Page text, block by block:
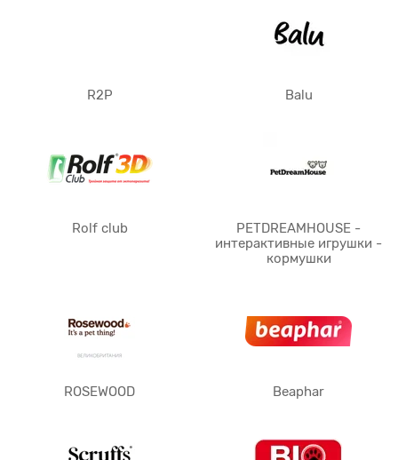
R2P Balu
Rolf club
PETDREAMHOUSE -
интерактивные игрушки -
кормушки
ROSEWOOD Beaphar